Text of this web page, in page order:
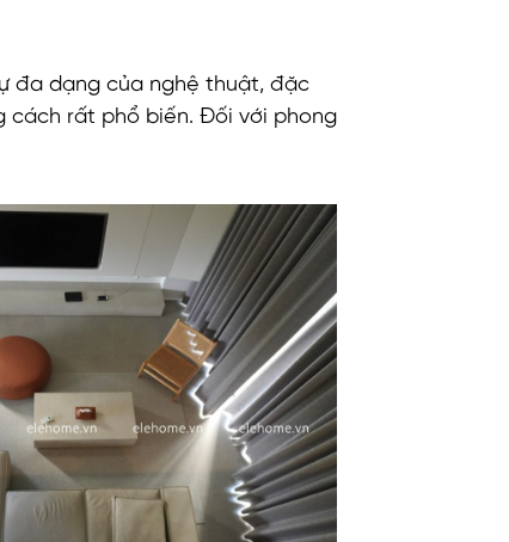
đa dạng của nghệ thuật, đặc
cách rất phổ biến. Đối với phong